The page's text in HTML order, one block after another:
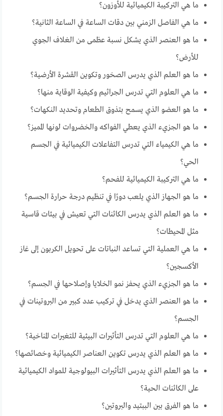
ما هي التركيبة الكيميائية للأوزون؟
ما هي الفاصل الزمني بين دقات الساعة في الساعة الثانية؟
ما هو العنصر الذي يشكل نسبة عظمى من الغلاف الجوي
للأرض؟
ما هو العلم الذي يدرس الصخور وتكوين القشرة الأرضية؟
ما هي العلوم التي تدرس الجراثيم وكيفية الوقاية منها؟
ما هو العضو الذي يسمح بتذوق الطعام وتحديد النكهات؟
ما هو الجزيء الذي يعطي الفواكه والخضروات لونها المميز؟
ما هي الكيمياء التي تدرس التفاعلات الكيميائية في الجسم
الحي؟
ما هي التركيبة الكيميائية للفحم؟
ما هو الجهاز الذي يلعب دورًا في تنظيم درجة حرارة الجسم؟
ما هو العلم الذي يدرس الكائنات التي تعيش في بيئات قاسية
مثل المحيطات؟
ما هي العملية التي تساعد النباتات على تحويل الكربون إلى غاز
الأكسجين؟
ما هو الجزيء الذي يحفز نمو الخلايا وإصلاحها في الجسم؟
ما هو العنصر الذي يدخل في تركيب عدد كبير من البروتينات في
الجسم؟
ما هي العلوم التي تدرس التأثيرات البيئية للتغيرات المناخية؟
ما هو العلم الذي يدرس تكوين العناصر الكيميائية وخصائصها؟
ما هو العلم الذي يدرس التأثيرات البيولوجية للمواد الكيميائية
على الكائنات الحية؟
ما هو الفرق بين الببتيد والبروتين؟